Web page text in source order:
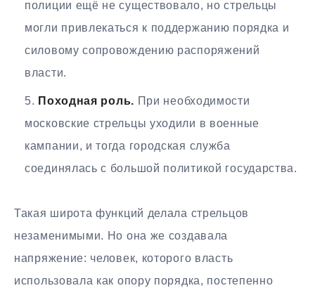
полиции ещё не существовало, но стрельцы
могли привлекаться к поддержанию порядка и
силовому сопровождению распоряжений
власти.
Походная роль. При необходимости
московские стрельцы уходили в военные
кампании, и тогда городская служба
соединялась с большой политикой государства.
Такая широта функций делала стрельцов
незаменимыми. Но она же создавала
напряжение: человек, которого власть
использовала как опору порядка, постепенно